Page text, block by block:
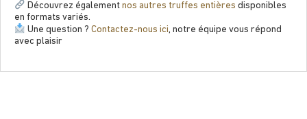
Découvrez égalementnos autres truffes entières disponibles
en formats variés.
Une question ?Contactez-nous ici, notre équipe vous répond
avec plaisir